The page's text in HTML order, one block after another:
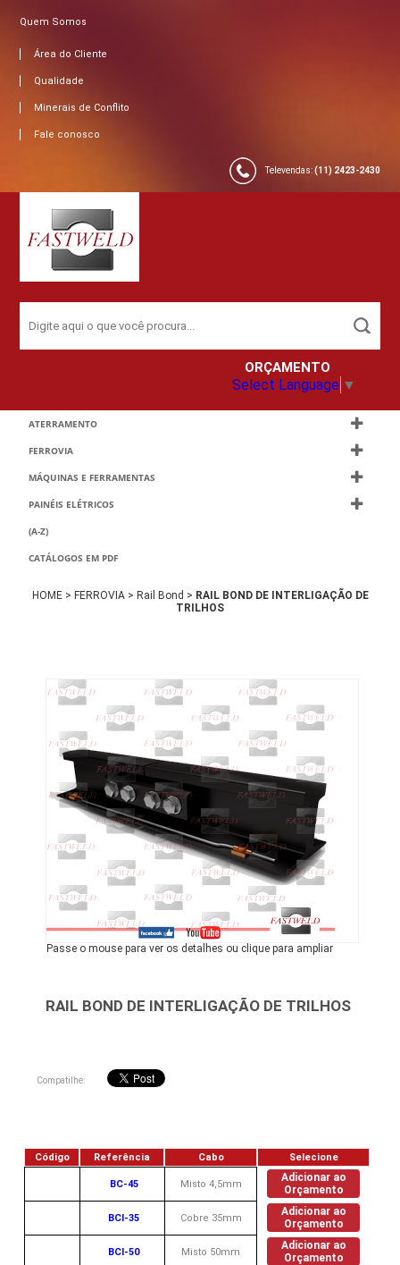
Quem Somos
Área do Cliente
Qualidade
Minerais de Conflito
Fale conosco
Televendas:(11) 2423-2430
ORÇAMENTO
Select Language ▼
ATERRAMENTO
FERROVIA
MÁQUINAS E FERRAMENTAS
PAINÉIS ELÉTRICOS
(A-Z)
CATÁLOGOS EM PDF
HOME > FERROVIA > Rail Bond > RAIL BOND DE INTERLIGAÇÃO DE
TRILHOS
Passe o mouse para ver os detalhes ou clique para ampliar
RAIL BOND DE INTERLIGAÇÃO DE TRILHOS
Compatilhe:
Código Referência Cabo Selecione
BC-45 Misto 4,5mm
Adicionar ao
Orçamento
BCI-35 Cobre 35mm
Adicionar ao
Orçamento
BCI-50 Misto 50mm
Adicionar ao
Orçamento